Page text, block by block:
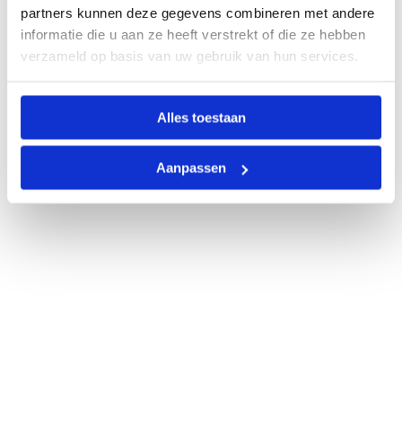
partners kunnen deze gegevens combineren met andere
informatie die u aan ze heeft verstrekt of die ze hebben
verzameld op basis van uw gebruik van hun services.
Alles toestaan
Aanpassen